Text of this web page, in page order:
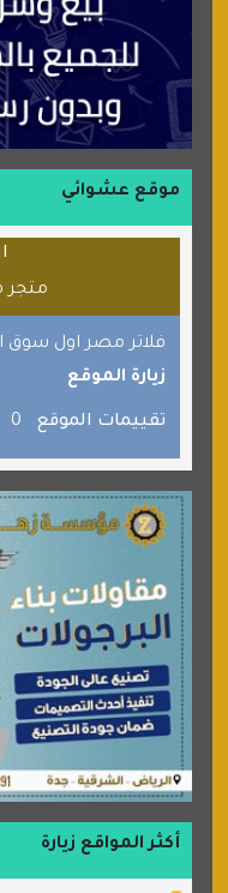
موسوعة نور
منتدى جيوش
بلو باص
موقع حراج خدمة
الطبي
قراننا
برامج كمبيوتر
جائزة دبي الدولية
صفنة دوت كوم
الألسن لخدمات
موقع عشوائي
متجر
فلاتر مصر اول سوق
زيارة الموقع
تقييمات الموقع 0
أكثر المواقع زيارة